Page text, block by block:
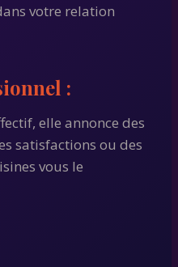
votre relation
:
elle annonce des
satisfactions ou des
vous le